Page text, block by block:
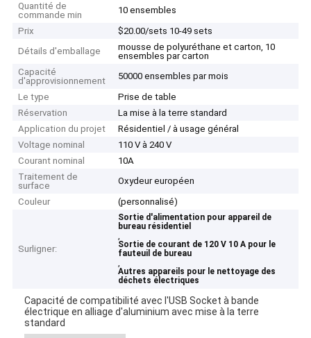
Quantité de
commande min
10 ensembles
Prix
$20.00/sets 10-49 sets
Détails d'emballage
mousse de polyuréthane et carton, 10
ensembles par carton
Capacité
d'approvisionnement
50000 ensembles par mois
Le type
Prise de table
Réservation
La mise à la terre standard
Application du projet
Résidentiel / à usage général
Voltage nominal
110 V à 240 V
Courant nominal
10A
Traitement de
surface
Oxydeur européen
Couleur
(personnalisé)
Surligner:
Sortie d'alimentation pour appareil de
bureau résidentiel
,
Sortie de courant de 120 V 10 A pour le
fauteuil de bureau
,
Autres appareils pour le nettoyage des
déchets électriques
Capacité de compatibilité avec l'USB Socket à bande
électrique en alliage d'aluminium avec mise à la terre
standard